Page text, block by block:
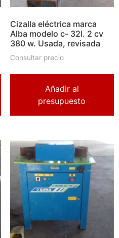
Cizalla eléctrica marca
Alba modelo c- 32l. 2 cv
380 w. Usada, revisada
Consultar precio
Añadir al
presupuesto